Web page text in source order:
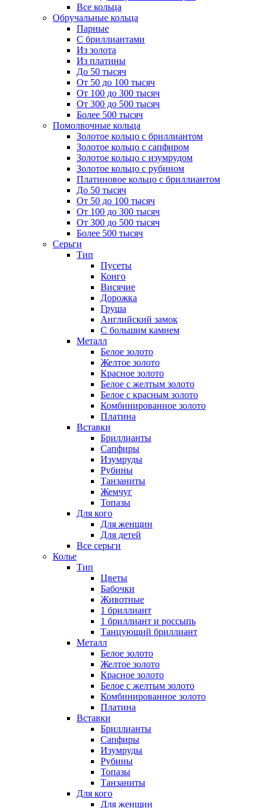
Все кольца
Обручальные кольца
Парные
С бриллиантами
Из золота
Из платины
До 50 тысяч
От 50 до 100 тысяч
От 100 до 300 тысяч
От 300 до 500 тысяч
Более 500 тысяч
Помолвочные кольца
Золотое кольцо с бриллиантом
Золотое кольцо с сапфиром
Золотое кольцо с изумрудом
Золотое кольцо с рубином
Платиновое кольцо с бриллиантом
До 50 тысяч
От 50 до 100 тысяч
От 100 до 300 тысяч
От 300 до 500 тысяч
Более 500 тысяч
Серьги
Тип
Пусеты
Конго
Висячие
Дорожка
Груша
Английский замок
С большим камнем
Металл
Белое золото
Желтое золото
Красное золото
Белое с желтым золото
Белое с красным золото
Комбинированное золото
Платина
Вставки
Бриллианты
Сапфиры
Изумруды
Рубины
Танзаниты
Жемчуг
Топазы
Для кого
Для женщин
Для детей
Все серьги
Колье
Тип
Цветы
Бабочки
Животные
1 бриллиант
1 бриллиант и россыпь
Танцующий бриллиант
Металл
Белое золото
Желтое золото
Красное золото
Белое с желтым золото
Комбинированное золото
Платина
Вставки
Бриллианты
Сапфиры
Изумруды
Рубины
Топазы
Танзаниты
Для кого
Для женщин